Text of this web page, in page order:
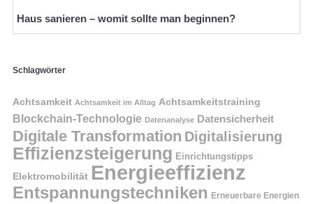
Haus sanieren – womit sollte man beginnen?
Schlagwörter
Achtsamkeit Achtsamkeit im Alltag Achtsamkeitstraining
Blockchain-Technologie Datenanalyse Datensicherheit
Digitale Transformation Digitalisierung
Effizienzsteigerung Einrichtungstipps
Elektromobilität Energieeffizienz
Entspannungstechniken Erneuerbare Energien